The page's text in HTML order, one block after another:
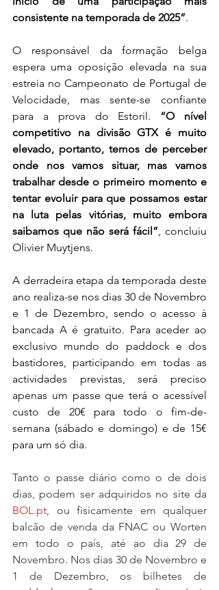
consistente na temporada de 2025”.
O responsável da formação belga
espera uma oposição elevada na sua
estreia no Campeonato de Portugal de
Velocidade, mas sente-se confiante
para a prova do Estoril. “O nível
competitivo na divisão GTX é muito
elevado, portanto, temos de perceber
onde nos vamos situar, mas vamos
trabalhar desde o primeiro momento e
tentar evoluir para que possamos estar
na luta pelas vitórias, muito embora
saibamos que não será fácil”, concluiu
Olivier Muytjens.
A derradeira etapa da temporada deste
ano realiza-se nos dias 30 de Novembro
e 1 de Dezembro, sendo o acesso à
bancada A é gratuito. Para aceder ao
exclusivo mundo do paddock e dos
bastidores, participando em todas as
actividades previstas, será preciso
apenas um passe que terá o acessível
custo de 20€ para todo o fim-de-
semana (sábado e domingo) e de 15€
para um só dia.
Tanto o passe diário como o de dois
BOL.pt, ou fisicamente em qualquer
balcão de venda da FNAC ou Worten
em todo o país, até ao dia 29 de
Novembro. Nos dias 30 de Novembro e
1 de Dezembro, os bilhetes de